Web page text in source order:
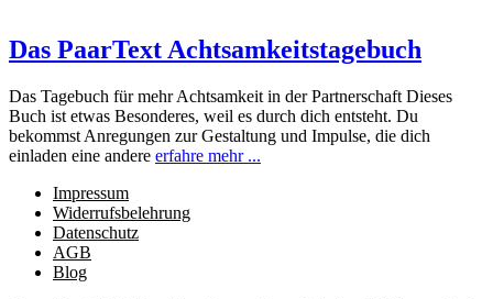
Das PaarText Achtsamkeitstagebuch
Das Tagebuch für mehr Achtsamkeit in der Partnerschaft Dieses
Buch ist etwas Besonderes, weil es durch dich entsteht. Du
bekommst Anregungen zur Gestaltung und Impulse, die dich
einladen eine andere erfahre mehr ...
Impressum
Widerrufsbelehrung
Datenschutz
AGB
Blog